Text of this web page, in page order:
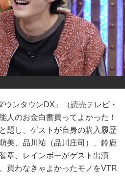
ンタウンDX』（読売テレビ・
人のお金白書買ってよかった！
題し、ゲストが自身の購入履歴
美、品川祐（品川庄司）、鈴鹿
章、レインボーがゲスト出演
買わなきゃよかったモノをVTR